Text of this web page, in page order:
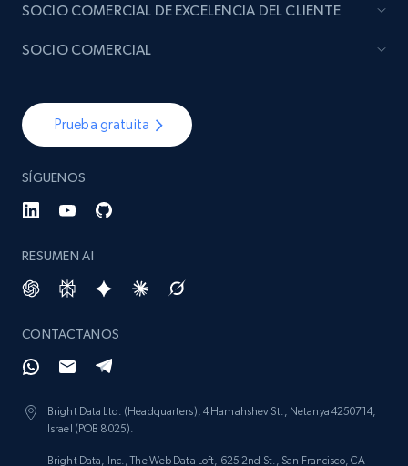
Prueba gratuita
SÍGUENOS
RESUMEN AI
CONTACTANOS
Bright Data Ltd. (Headquarters), 4 Hamahshev St., Netanya 4250714,
Israel (POB 8025).
Bright Data, Inc., The Web Data Loft, 625 2nd St., San Francisco, CA
SOCIO COMERCIAL DE EXCELENCIA DEL CLIENTE
SOCIO COMERCIAL